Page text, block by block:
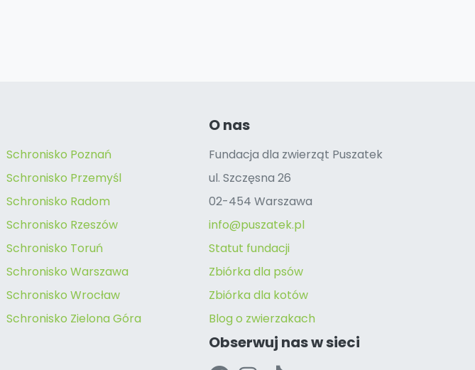
Schronisko Poznań
Schronisko Przemyśl
Schronisko Radom
Schronisko Rzeszów
Schronisko Toruń
Schronisko Warszawa
Schronisko Wrocław
Schronisko Zielona Góra
O nas
Fundacja dla zwierząt Puszatek
ul. Szczęsna 26
02-454 Warszawa
info@puszatek.pl
Statut fundacji
Zbiórka dla psów
Zbiórka dla kotów
Blog o zwierzakach
Obserwuj nas w sieci